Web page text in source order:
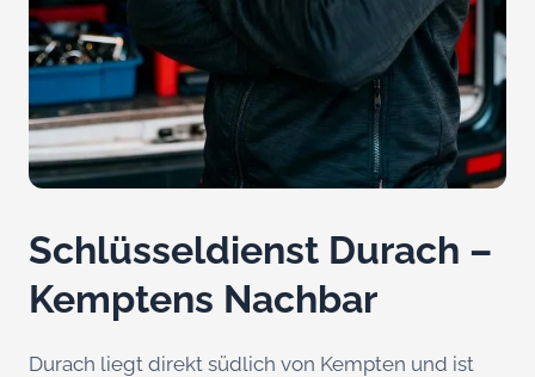
Schlüsseldienst Durach –
Kemptens Nachbar
Durach liegt direkt südlich von Kempten und ist